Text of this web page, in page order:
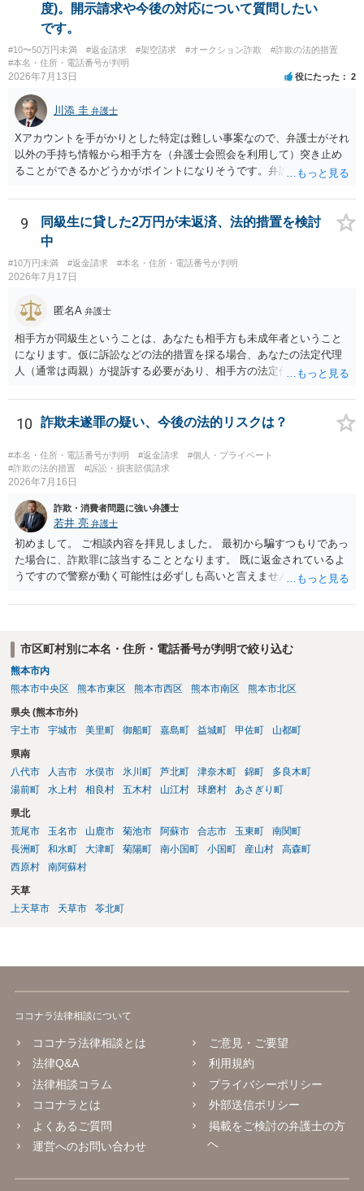
度)。開示請求や今後の対応について質問したい
です。
#10〜50万円未満 #返金請求 #架空請求 #オークション詐欺
#詐欺の法的措置
#本名・住所・電話番号が判明
2026年7月13日 役にたった 2
川添 圭 弁護士
Xアカウントを手がかりとした特定は難しい事案なので、弁護士がそれ
以外の手持ち情報から相手方を（弁護士会照会を利用して）突き止め
ることができるかどうかがポイントになりそうです。弁護士による調
せることになるでしょう。見通しについては、実際の資料等を弁護士
に検討してもらう必要があると思います。弁護士費用は自由化されて
いますので個別に確認いただく必要がありますが、そもそも回収でき
仮に回収できたとしても弁護士費用を差し引いた実質回収分はかなり
少なくなる可能性もあるように思います。
9
同級生に貸した2万円が未返済、法的措置を検討
中
#10万円未満 #返金請求 #本名・住所・電話番号が判明
2026年7月17日
匿名A 弁護士
相手方が同級生ということは、あなたも相手方も未成年者ということ
になります。仮に訴訟などの法的措置を採る場合、あなたの法定代理
人（通常は両親）が提訴する必要があり、相手方の法定代理人（通常
話し合いで解決した方がよい問題だと思います。
10 詐欺未遂罪の疑い、今後の法的リスクは？
#本名・住所・電話番号が判明 #返金請求
#個人・プライベート
#詐欺の法的措置
#訴訟・損害賠償請求
2026年7月16日
詐欺・消費者問題に強い弁護士
若井 亮 弁護士
初めまして。 ご相談内容を拝見しました。 最初から騙すつもりであっ
た場合に、詐欺罪に該当することとなります。 既に返金されているよ
うですので警察が動く可能性は必ずしも高いと言えませんが、万が
であったが、途中で怖くなり辞退したうえで返金した、とご説明いた
市区町村別に本名・住所・電話番号が判明で絞り込む
熊本市内
熊本市中央区
熊本市東区 熊本市西区 熊本市南区 熊本市北区
県央 (熊本市外)
宇土市
宇城市 美里町 御船町 嘉島町 益城町 甲佐町 山都町
県南
八代市
人吉市 水俣市 氷川町 芦北町 津奈木町 錦町
多良木町
湯前町
水上村 相良村 五木村 山江村 球磨村 あさぎり町
県北
荒尾市
玉名市 山鹿市 菊池市 阿蘇市 合志市 玉東町
南関町
長洲町
和水町 大津町 菊陽町 南小国町 小国町 産山村
高森町
西原村
南阿蘇村
天草
上天草市
天草市 苓北町
ココナラ法律相談について
ココナラ法律相談とは
法律Q&A
法律相談コラム
ココナラとは
よくあるご質問
運営へのお問い合わせ
ご意見・ご要望
利用規約
プライバシーポリシー
外部送信ポリシー
掲載をご検討の弁護士の方
へ